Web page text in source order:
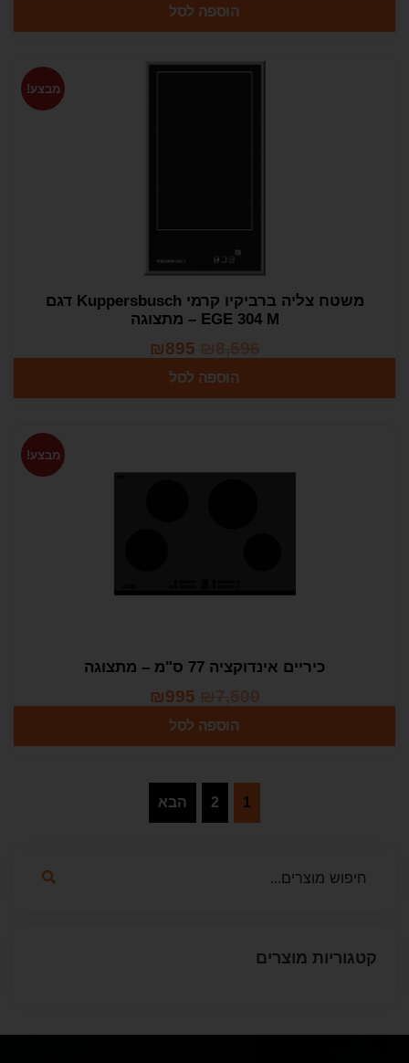
קטגוריות מוצרים
הוספה לסל
מבצע!
משטח צליה ברביקיו קרמי Kuppersbusch דגם
EGE 304 M – מתצוגה
₪8,596
₪895
הוספה לסל
מבצע!
כיריים אינדוקציה 77 ס"מ – מתצוגה
₪7,500
₪995
הוספה לסל
1
2 הבא